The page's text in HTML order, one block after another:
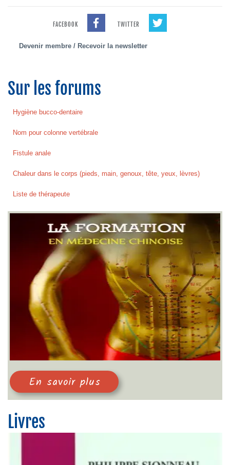
FACEBOOK TWITTER
Devenir membre / Recevoir la newsletter
Sur les forums
Hygiène bucco-dentaire
Nom pour colonne vertébrale
Fistule anale
Chaleur dans le corps (pieds, main, genoux, tête, yeux, lèvres)
Liste de thérapeute
En savoir plus
Livres